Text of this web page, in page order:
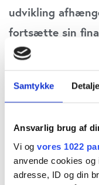
Samtykke
Ansvarlig brug af
Vi og vores 1022
anvende cookies og
adresse, ID og din
udvikling
fortsætte sin
operationelle
I årets første 3
stabil
forbedring i
steg med 4 %
marginen steg til